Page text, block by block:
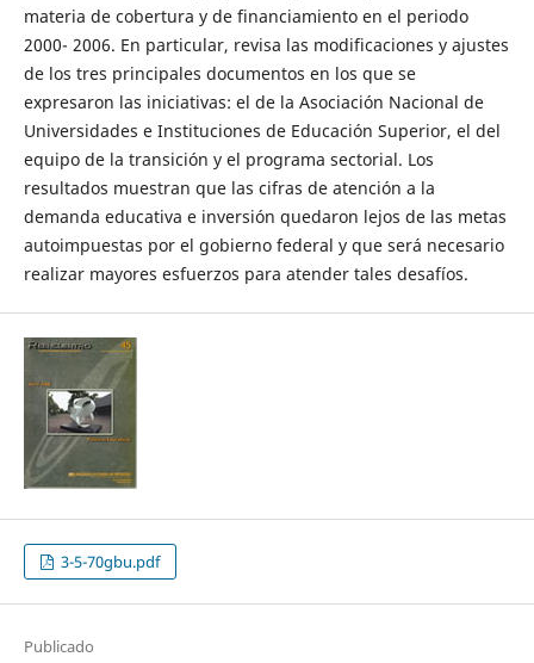
materia de cobertura y de financiamiento en el periodo
2000- 2006. En particular, revisa las modificaciones y ajustes
de los tres principales documentos en los que se
expresaron las iniciativas: el de la Asociación Nacional de
Universidades e Instituciones de Educación Superior, el del
equipo de la transición y el programa sectorial. Los
resultados muestran que las cifras de atención a la
demanda educativa e inversión quedaron lejos de las metas
autoimpuestas por el gobierno federal y que será necesario
realizar mayores esfuerzos para atender tales desafíos.
3-5-70gbu.pdf
Publicado